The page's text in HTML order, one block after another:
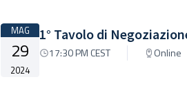
MAG
29
2024
1° Tavolo di
17:30 PM CEST Online